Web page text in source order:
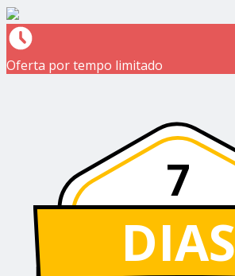
Oferta por tempo limitado
7
DIAS